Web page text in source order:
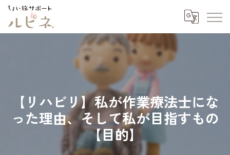
【リハビリ】私が作業療法士にな
った理由、そして私が目指すもの
【目的】